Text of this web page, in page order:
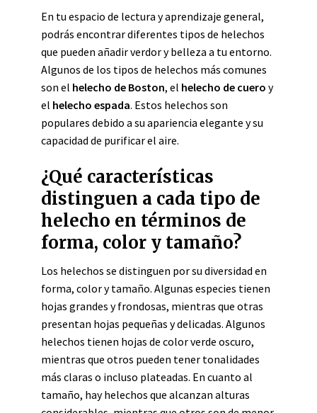
En tu espacio de lectura y aprendizaje general,
podrás encontrar diferentes tipos de helechos
que pueden añadir verdor y belleza a tu entorno.
Algunos de los tipos de helechos más comunes
son el helecho de Boston, el helecho de cuero y
el helecho espada. Estos helechos son
populares debido a su apariencia elegante y su
capacidad de purificar el aire.
¿Qué características
distinguen a cada tipo de
helecho en términos de
forma, color y tamaño?
Los helechos se distinguen por su diversidad en
forma, color y tamaño. Algunas especies tienen
hojas grandes y frondosas, mientras que otras
presentan hojas pequeñas y delicadas. Algunos
helechos tienen hojas de color verde oscuro,
mientras que otros pueden tener tonalidades
más claras o incluso plateadas. En cuanto al
tamaño, hay helechos que alcanzan alturas